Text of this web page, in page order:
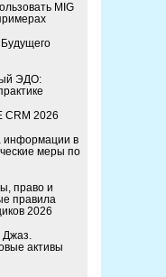
MIG
ЭДО:
CRM 2026
информации в
меры по
право и
правила
2026
Джаз.
активы